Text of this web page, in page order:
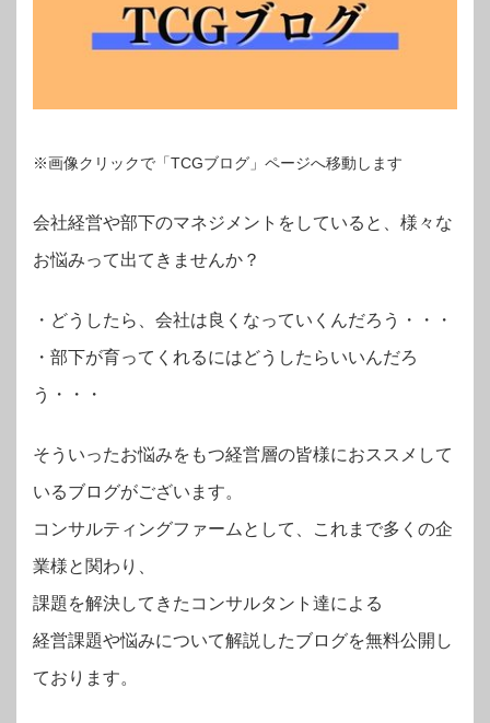
※画像クリックで「TCGブログ」ページへ移動します
会社経営や部下のマネジメントをしていると、様々な
お悩みって出てきませんか？
・ どうしたら、会社は良くなっていくんだろう・・・
・部下が育ってくれるにはどうしたらいいんだろ
う・・・
そういったお悩みをもつ経営層の皆様におススメして
いるブログがございます。
コンサルティングファームとして、これまで多くの企
業様と関わり、
課題を解決してきたコンサルタント達による
経営課題や悩みについて解説したブログを無料公開し
ております。